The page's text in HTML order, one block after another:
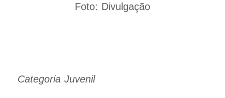
Foto: Divulgação
Categoria Juvenil